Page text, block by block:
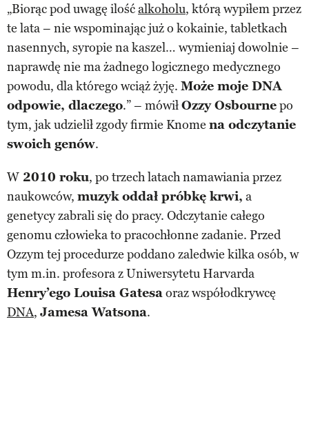
„Biorąc pod uwagę ilośćalkoholu, którą wypiłem przez
te lata – nie wspominając już o kokainie, tabletkach
nasennych, syropie na kaszel… wymieniaj dowolnie –
naprawdę nie ma żadnego logicznego medycznego
powodu, dla którego wciąż żyję. Może moje DNA
odpowie, dlaczego.” – mówiłOzzy Osbournepo
tym, jak udzielił zgody firmie Knome na odczytanie
swoich genów.
W 2010 roku, po trzech latach namawiania przez
naukowców, muzyk oddał próbkę krwi, a
genetycy zabrali się do pracy. Odczytanie całego
genomu człowieka to pracochłonne zadanie. Przed
Ozzym tej procedurze poddano zaledwie kilka osób, w
tym m.in. profesora z Uniwersytetu Harvarda
Henry’ego Louisa Gatesaoraz współodkrywcę
DNA, Jamesa Watsona.